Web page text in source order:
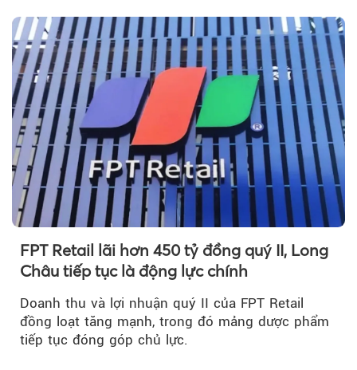
FPT Retail lãi hơn 450 tỷ đồng quý II, Long
Châu tiếp tục là động lực chính
Doanh thu và lợi nhuận quý II của FPT Retail
đồng loạt tăng mạnh, trong đó mảng dược phẩm
tiếp tục đóng góp chủ lực.